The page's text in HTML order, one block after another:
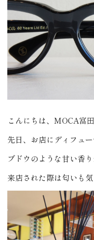
こんにちは、MOCA富
先日、お店にディフュ
ブドウのような甘い香り
来店された際は匂いも